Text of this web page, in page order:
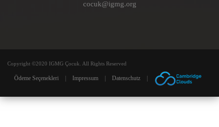
cocuk@igmg.org
Copyright ©2020 IGMG Çocuk. All Rights Reserved
Ödeme Seçenekleri Impressum Datenschutz